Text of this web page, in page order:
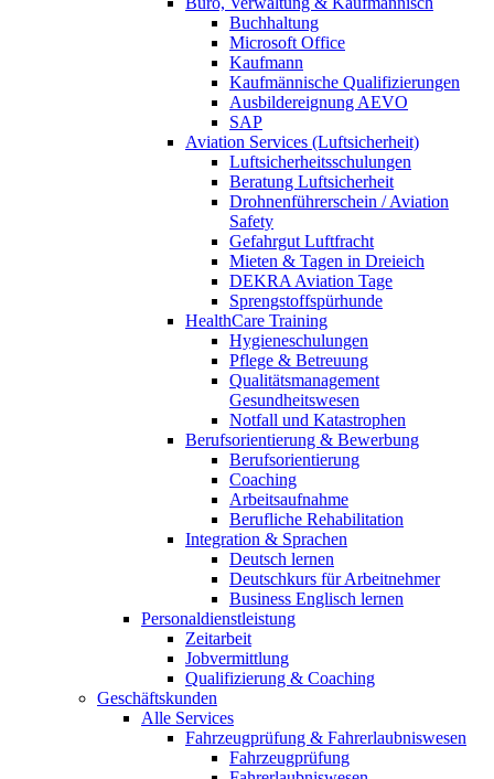
Buchhaltung
Microsoft Office
Kaufmann
Kaufmännische Qualifizierungen
Ausbildereignung AEVO
SAP
Aviation Services (Luftsicherheit)
Luftsicherheitsschulungen
Beratung Luftsicherheit
Drohnenführerschein / Aviation
Safety
Gefahrgut Luftfracht
Mieten & Tagen in Dreieich
DEKRA Aviation Tage
Sprengstoffspürhunde
HealthCare Training
Hygieneschulungen
Pflege & Betreuung
Qualitätsmanagement
Gesundheitswesen
Notfall und Katastrophen
Berufsorientierung & Bewerbung
Berufsorientierung
Coaching
Arbeitsaufnahme
Berufliche Rehabilitation
Integration & Sprachen
Deutsch lernen
Deutschkurs für Arbeitnehmer
Business Englisch lernen
Personaldienstleistung
Zeitarbeit
Jobvermittlung
Qualifizierung & Coaching
Geschäftskunden
Alle Services
Fahrzeugprüfung & Fahrerlaubniswesen
Fahrzeugprüfung